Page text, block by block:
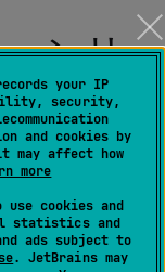
your IP
security,
and cookies by
may affect how
more
cookies and
statistics and
ads subject to
. JetBrains may
ンリ
ァクタリングの
幅に簡素化し